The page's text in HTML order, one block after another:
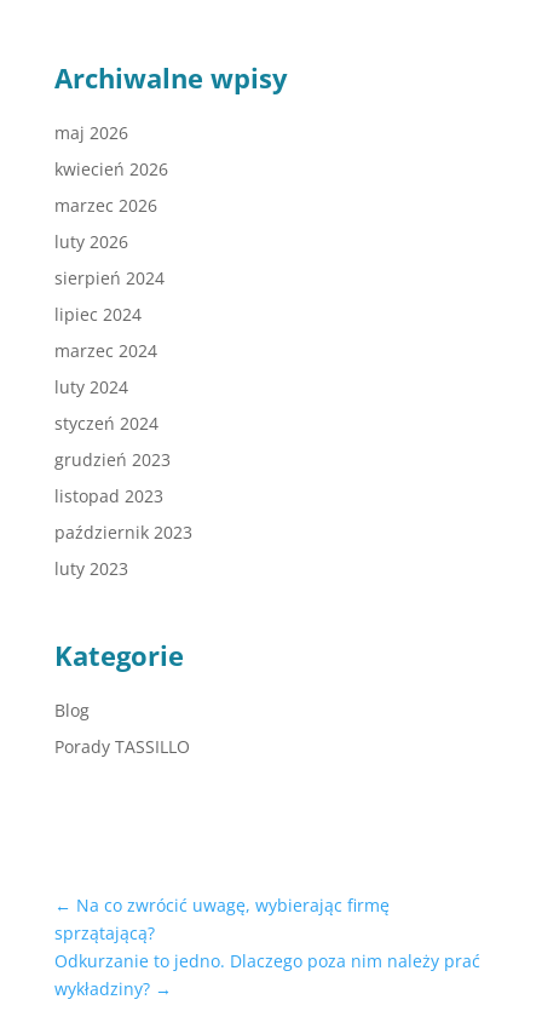
Archiwalne wpisy
maj 2026
kwiecień 2026
marzec 2026
luty 2026
sierpień 2024
lipiec 2024
marzec 2024
luty 2024
styczeń 2024
grudzień 2023
listopad 2023
październik 2023
luty 2023
Kategorie
Blog
Porady TASSILLO
← Na co zwrócić uwagę, wybierając firmę
sprzątającą?
Odkurzanie to jedno. Dlaczego poza nim należy prać
wykładziny?→